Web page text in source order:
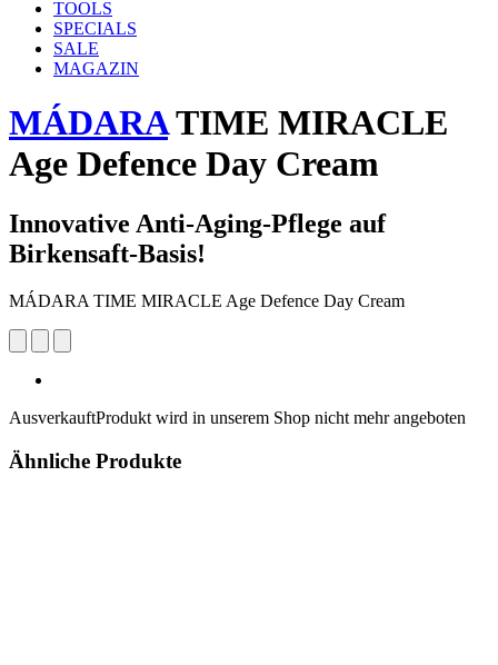
TOOLS
SPECIALS
SALE
MAGAZIN
MÁDARATIME MIRACLE
Age Defence Day Cream
Innovative Anti-Aging-Pflege auf
Birkensaft-Basis!
MÁDARA TIME MIRACLE Age Defence Day Cream
AusverkauftProdukt wird in unserem Shop nicht mehr angeboten
Ähnliche Produkte